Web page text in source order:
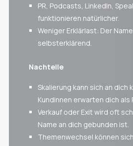
PR, Podcasts, LinkedIn,
funktionieren natürlicher.
Weniger Erklärlast: Der
selbsterklärend.
Nachteile
Skalierung kann sich an dich
Kundinnen erwarten dich als
Verkauf oder Exit wird oft
Name an dich gebunden ist.
Themenwechsel können